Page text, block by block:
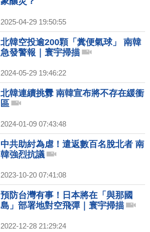
2025-04-29 19:50:55
北韓空投逾200顆「糞便氣球」 南韓
急發警報｜寰宇掃描
2024-05-29 19:46:22
北韓連續挑釁 南韓宣布將不存在緩衝
區
2024-01-09 07:43:48
中共助紂為虐！遣返數百名脫北者 南
韓強烈抗議
2023-10-20 07:41:08
預防台灣有事！日本將在「與那國
島」部署地對空飛彈｜寰宇掃描
2022-12-28 21:29:24